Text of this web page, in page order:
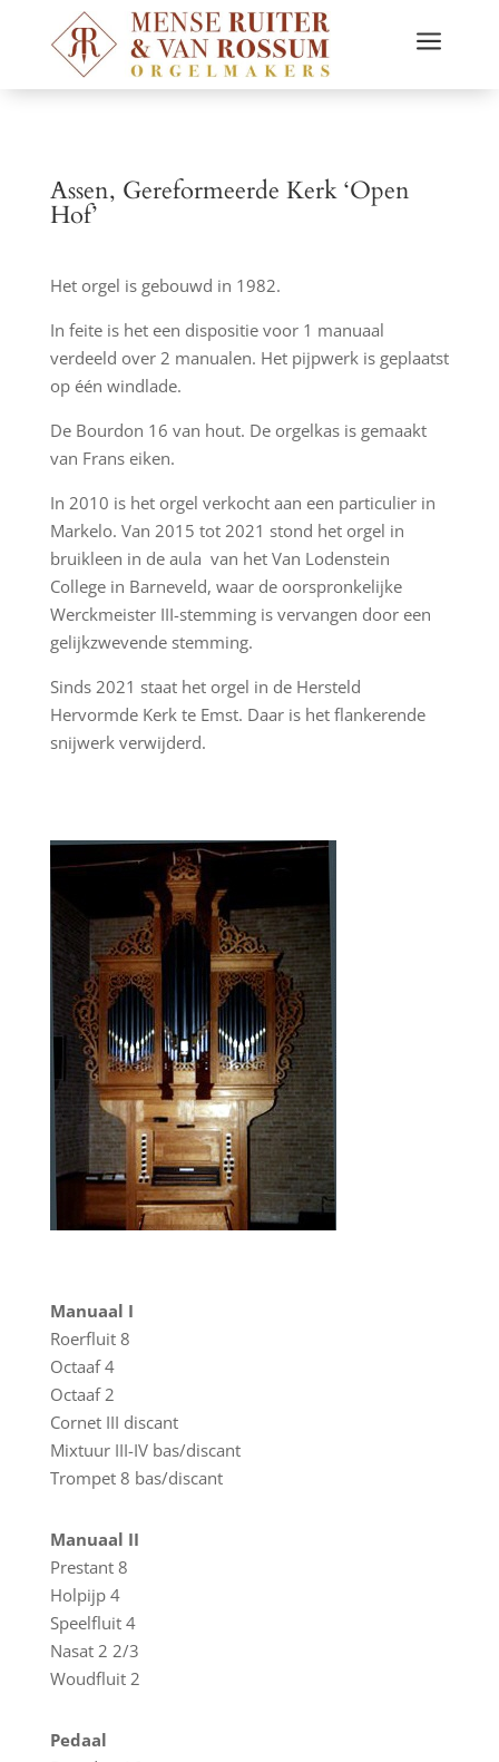
a
Assen, Gereformeerde Kerk ‘Open
Hof’
Het orgel is gebouwd in 1982.
In feite is het een dispositie voor 1 manuaal
verdeeld over 2 manualen. Het pijpwerk is geplaatst
op één windlade.
De Bourdon 16 van hout. De orgelkas is gemaakt
van Frans eiken.
In 2010 is het orgel verkocht aan een particulier in
Markelo. Van 2015 tot 2021 stond het orgel in
bruikleen in de aula van het Van Lodenstein
College in Barneveld, waar de oorspronkelijke
Werckmeister III-stemming is vervangen door een
gelijkzwevende stemming.
Sinds 2021 staat het orgel in de Hersteld
Hervormde Kerk te Emst. Daar is het flankerende
snijwerk verwijderd.
Manuaal I
Roerfluit 8
Octaaf 4
Octaaf 2
Cornet III discant
Mixtuur III-IV bas/discant
Trompet 8 bas/discant
Manuaal II
Prestant 8
Holpijp 4
Speelfluit 4
Nasat 2 2/3
Woudfluit 2
Pedaal